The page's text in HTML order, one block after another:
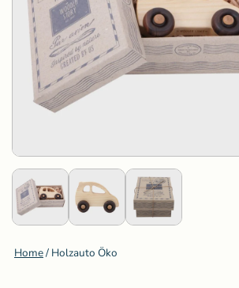
Home/ Holzauto Öko